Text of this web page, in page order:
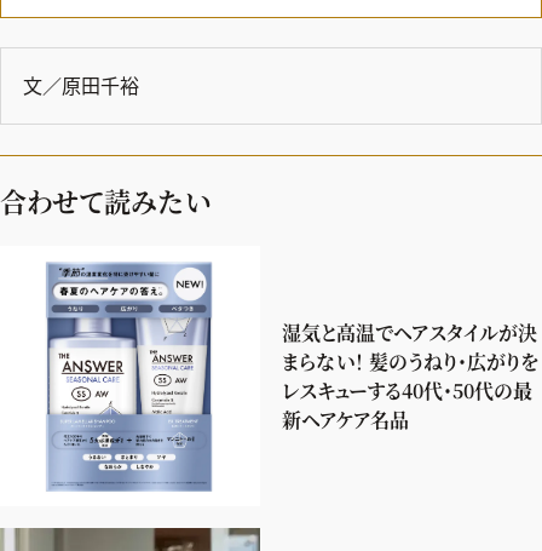
文／原田千裕
合わせて読みたい
湿気と高温でヘアスタイルが決
まらない！ 髪のうねり・広がりを
レスキューする40代・50代の最
新ヘアケア名品